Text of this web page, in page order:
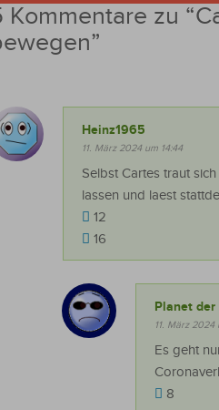
Kommentare zu “
”
Heinz1965
11. März 2024 um 14:44
Selbst Cartes traut
lassen und laest
12
16
Planet
11. März 2024
Es geht
8